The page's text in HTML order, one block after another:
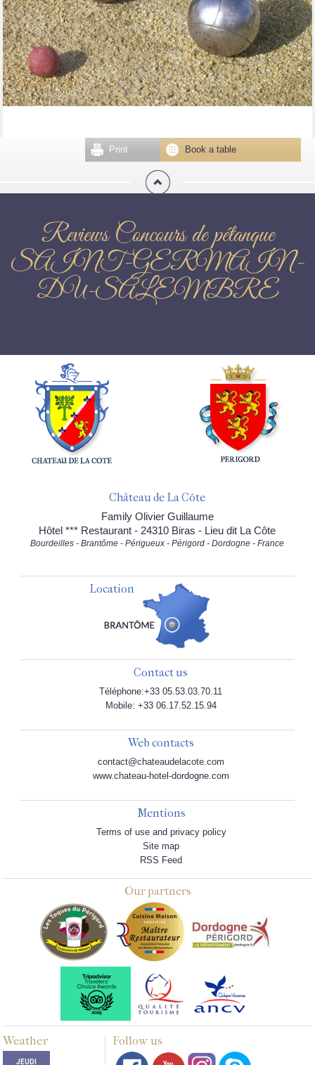
Book a table
Print
Reviews Concours de pétanque
SAINT-GERMAIN-
DU-SALEMBRE
Château de La Côte
Family Olivier Guillaume
Hôtel *** Restaurant - 24310 Biras - Lieu dit La Côte
Bourdeilles - Brantôme - Périgueux - Périgord - Dordogne - France
Location
Contact us
Téléphone:+33 05.53.03.70.11
Mobile: +33 06.17.52.15.94
Web contacts
contact@chateaudelacote.com
www.chateau-hotel-dordogne.com
Mentions
Terms of use and privacy policy
Site map
RSS Feed
Our partners
Weather Follow us